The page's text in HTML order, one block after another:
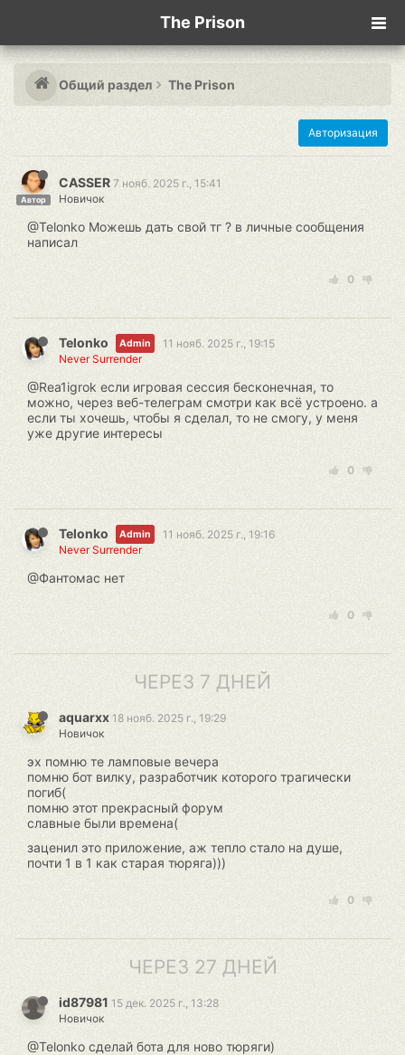
The Prison
Общий раздел The Prison
Авторизация
Автор
CASSER 7 нояб. 2025 г., 15:41
Новичок
@Telonko Можешь дать свой тг ? в личные сообщения
написал
0
Telonko Admin
11 нояб. 2025 г., 19:15
Never Surrender
@Rea1igrok если игровая сессия бесконечная, то
можно, через веб-телеграм смотри как всё устроено. а
если ты хочешь, чтобы я сделал, то не смогу, у меня
уже другие интересы
0
Telonko Admin
11 нояб. 2025 г., 19:16
Never Surrender
@Фантомас нет
0
ЧЕРЕЗ 7 ДНЕЙ
aquarxx 18 нояб. 2025 г., 19:29
Новичок
эх помню те ламповые вечера
помню бот вилку, разработчик которого трагически
погиб(
помню этот прекрасный форум
славные были времена(
заценил это приложение, аж тепло стало на душе,
почти 1 в 1 как старая тюряга)))
0
ЧЕРЕЗ 27 ДНЕЙ
id87981 15 дек. 2025 г., 13:28
Новичок
@Telonko сделай бота для ново тюряги)